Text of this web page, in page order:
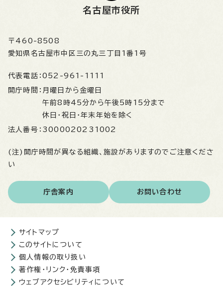
名古屋市役所
〒460-8508
愛知県名古屋市中区三の丸三丁目1番1号
代表電話： 052-961-1111
開庁時間： 月曜日から金曜日
午前8時45分から午後5時15分まで
休日・祝日・年末年始を除く
法人番号： 3000020231002
(注)開庁時間が異なる組織、施設がありますのでご注意くださ
い
庁舎案内 お問い合わせ
サイトマップ
このサイトについて
個人情報の取り扱い
著作権・リンク・免責事項
ウェブアクセシビリティについて